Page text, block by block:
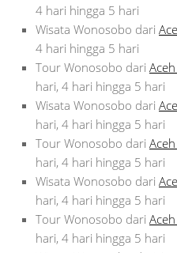
4 hari hingga 5 hari
Wisata Wonosobo dari
4 hari hingga 5 hari
Tour Wonosobo dari
hari, 4 hari hingga 5 hari
Wisata Wonosobo dari
hari, 4 hari hingga 5 hari
Tour Wonosobo dari
hari, 4 hari hingga 5 hari
Wisata Wonosobo dari
hari, 4 hari hingga 5 hari
Tour Wonosobo dari
hari, 4 hari hingga 5 hari